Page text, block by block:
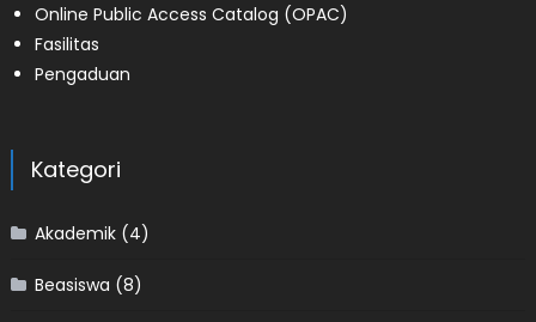
Online Public Access Catalog (OPAC)
Fasilitas
Pengaduan
Kategori
Akademik(4)
Beasiswa (8)